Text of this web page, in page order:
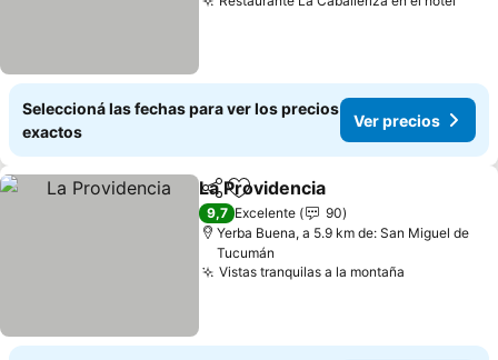
Seleccioná las fechas para ver los precios
exactos
Ver precios
CompartirAñadir a favoritos
La Providencia
9,7 Excelente
90
Yerba Buena, a 5.9 km de: San Miguel de
Tucumán
Vistas tranquilas a la montaña